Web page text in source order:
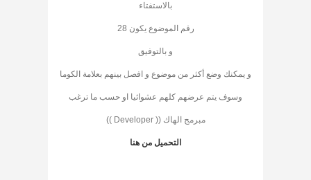
بالاستفتاء
رقم الموضوع يكون 28
و بالتوفيق
و يمكنك وضع أكثر من موضوع و افصل بينهم بعلامة الكوما
وسوف يتم عرضهم كلهم عشوائيا او حسب ما ترغب
مبرمج الهاك (( Developer ))
التحميل من هنا